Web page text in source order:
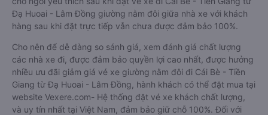
Đạ Huoai - Lâm Đồng giường nằm đôi giữa nhà xe với khách
hàng sau khi đặt trực tiếp vẫn chưa được đảm bảo 100%.
Cho nên để dễ dàng so sánh giá, xem đánh giá chất lượng
các nhà xe đi, được đảm bảo quyền lợi cao nhất, được hưởng
nhiều ưu đãi giảm giá vé xe giường nằm đôi đi Cái Bè - Tiền
Giang từ Đạ Huoai - Lâm Đồng, hành khách có thể đặt mua tại
website Vexere.com- Hệ thống đặt vé xe khách chất lượng,
và uy tín nhất tại Việt Nam, đảm bảo giữ chỗ 100%. Đối với